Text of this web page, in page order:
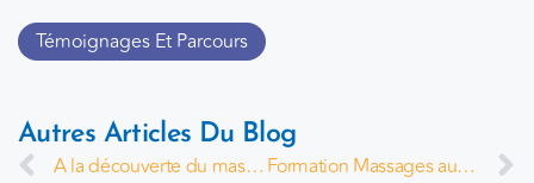
Témoignages Et Parcours
Autres Articles Du Blog
A la découverte du massage balinais
Formation Massages aux pierres chaudes : nouvelle formule sur 3 jours